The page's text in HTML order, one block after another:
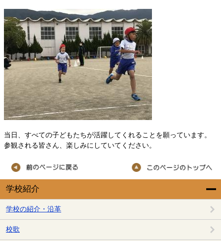
学校紹介
学校の紹介・沿革
校歌
当日、すべての子どもたちが活躍してくれることを願っています。
参観される皆さん、楽しみにしていてください。